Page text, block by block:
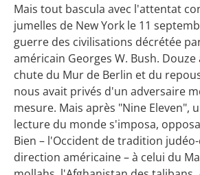
Mais tout bascula avec l'attentat
jumelles de New York le 11
guerre des civilisations décrétée
américain Georges W. Bush.
chute du Mur de Berlin et du
nous avait privés d'un adversaire
mesure. Mais après "Nine Eleven",
lecture du monde s'imposa,
Bien – l'Occident de tradition
direction américaine – à celui du